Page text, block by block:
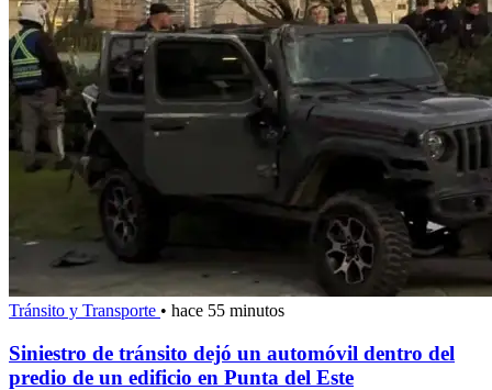
Tránsito y Transporte • hace 55 minutos
Siniestro de tránsito dejó un automóvil dentro del
predio de un edificio en Punta del Este